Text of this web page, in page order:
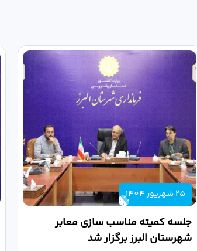
25 شهریور 1404
جلسه کمیته مناسب سازی معابر
شهرستان البرز برگزار شد